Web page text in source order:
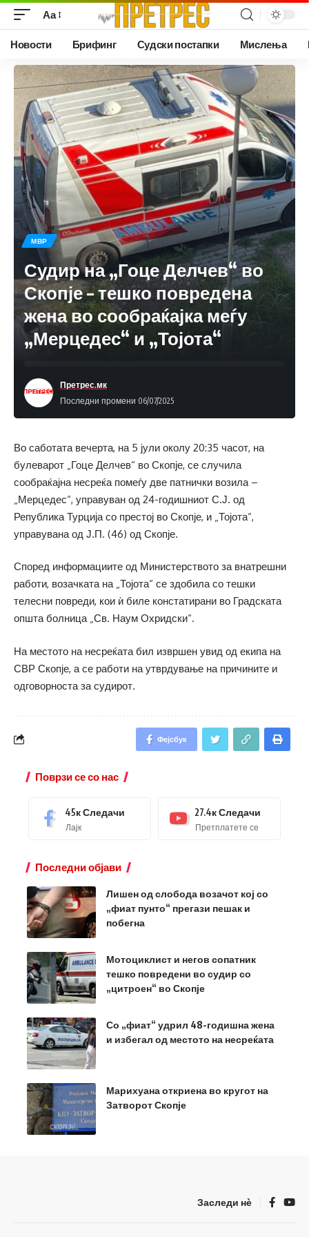
Аа
Новости Брифинг Судски постапки Мислења
МВР
Судир на „Гоце Делчев“ во
Скопје – тешко повредена
жена во сообраќајка меѓу
„Мерцедес“ и „Тојота“
Последни промени 06/07/2025
Претрес.мк
Во саботата вечерта, на 5 јули околу 20:35 часот, на
булеварот „Гоце Делчев“ во Скопје, се случила
сообраќајна несреќа помеѓу две патнички возила –
„Мерцедес“, управуван од 24-годишниот С.Ј. од
Република Турција со престој во Скопје, и „Тојота“,
управувана од Ј.П. (46) од Скопје.
Според информациите од Министерството за внатрешни
работи, возачката на „Тојота“ се здобила со тешки
телесни повреди, кои ѝ биле констатирани во Градската
општа болница „Св. Наум Охридски“.
На местото на несреќата бил извршен увид од екипа на
СВР Скопје, а се работи на утврдување на причините и
одговорноста за судирот.
Фејсбук
Поврзи се со нас
45кСледачи
Лајк
27.4кСледачи
Претплатете се
Последни објави
Лишен од слобода возачот кој со
„фиат пунто“ прегази пешак и
побегна
Мотоциклист и негов сопатник
тешко повредени во судир со
„цитроен“ во Скопје
Со „фиат“ удрил 48-годишна жена
и избегал од местото на несреќата
Марихуана откриена во кругот на
Затворот Скопје
Заследи нѐ